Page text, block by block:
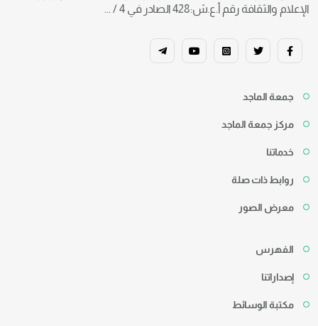
الإعلام والثقافة رقم أ.ع.ش:428 الصادر في 4 / ...
جمعة الماجد
مركز جمعة الماجد
خدماتنا
روابط ذات صلة
معرض الصور
الفهرس
إصداراتنا
مكتبة الوسائط